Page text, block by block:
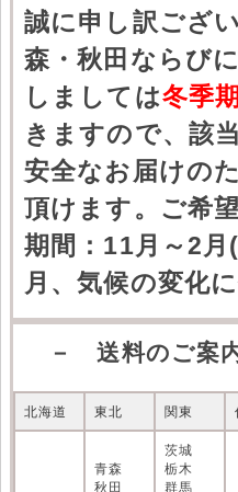
誠に申し訳ござ
森・秋田ならび
しましては冬季
きますので、該
安全なお届けの
頂けます。ご希
期間：11月～2
月、気候の変化
－ 送料のご案
北海道 東北 関東
青森
秋田
茨城
栃木
群馬